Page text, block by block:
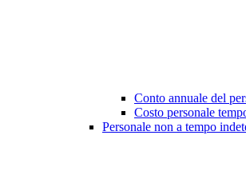
Conto annuale del
Costo personale
Personale non a tempo